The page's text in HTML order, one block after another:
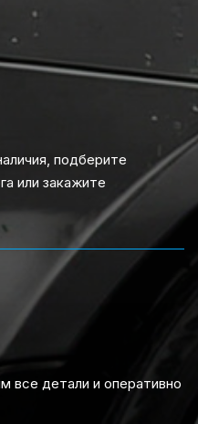
подберите
или закажите
все детали и оперативно